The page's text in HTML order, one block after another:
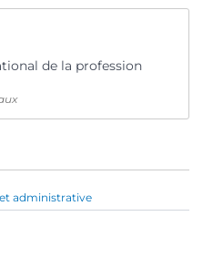
de la profession
administrative